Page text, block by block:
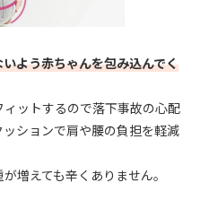
よう赤ちゃんを包み込んでく
ットするので落下事故の心配
ションで肩や腰の負担を軽減
増えても辛くありません。